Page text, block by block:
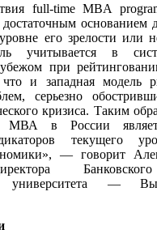
full-time MBA
основанием
его зрелости или
учитывается в
при
и западная
серьезно
кризиса. Таким
МВА в России
текущего
— говорит
университета —